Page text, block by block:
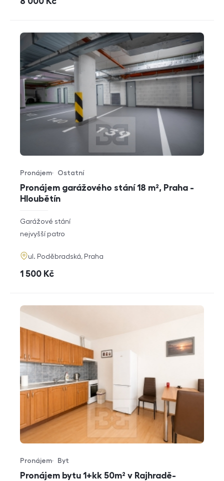
Pronájem garážového stání 18 m², Praha -
Hloubětín
Typ nabídky
Pronájem
Typ nemovitosti
Ostatní
rozměry
dispozice
Garážové stání
funkce
nejvyšší patro
adresa
ul. Poděbradská, Praha
cena
1 500 Kč
Pronájem bytu 1+kk 50m² v Rajhradě-
Typ nabídky
Pronájem
Typ nemovitosti
Byt